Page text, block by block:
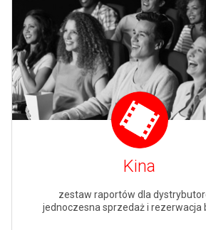
Kina
zestaw raportów dla
jednoczesna sprzedaż i rezerwacja